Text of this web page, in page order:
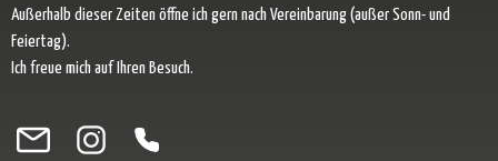
Außerhalb dieser Zeiten öffne ich gern nach Vereinbarung (außer Sonn- und
Feiertag).
Ich freue mich auf Ihren Besuch.
Besuche uns auf Facebook – öffnet in neuem Tab (externer Link)
Schau auf Instagram vorbei – öffnet in neuem Tab (externer Link)
Lass dich auf Pinterest inspirieren – öffnet in neuem Tab
Folge uns auf X – öffnet in neuem Tab (externer Link)